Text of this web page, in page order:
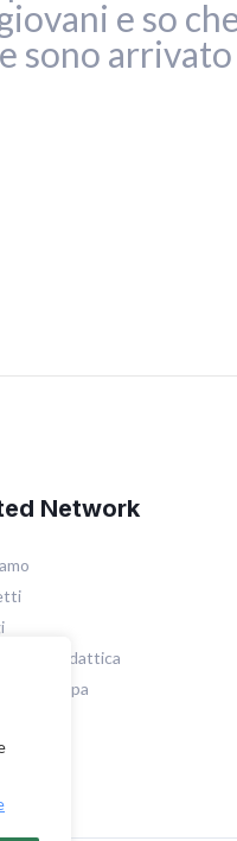
e so
sono
Network
didattica
stampa